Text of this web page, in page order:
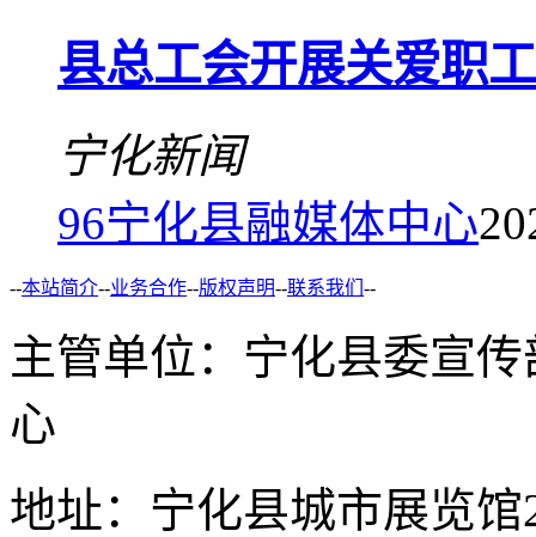
县总工会开展关爱职
宁化新闻
96宁化县融媒体中心
--本站简介--业务合作--版权声明--联系我们 --
主管单位：宁化县委宣
心
地址：宁化县城市展览馆